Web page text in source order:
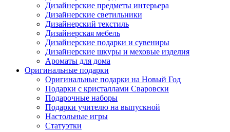
Дизайнерские предметы интерьера
Дизайнерские светильники
Дизайнерский текстиль
Дизайнерская мебель
Дизайнерские подарки и сувениры
Дизайнерские шкуры и меховые изделия
Ароматы для дома
Оригинальные подарки
Оригинальные подарки на Новый Год
Подарки с кристаллами Сваровски
Подарочные наборы
Подарки учителю на выпускной
Настольные игры
Статуэтки